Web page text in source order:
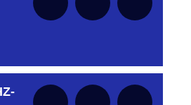
pour cette série pour